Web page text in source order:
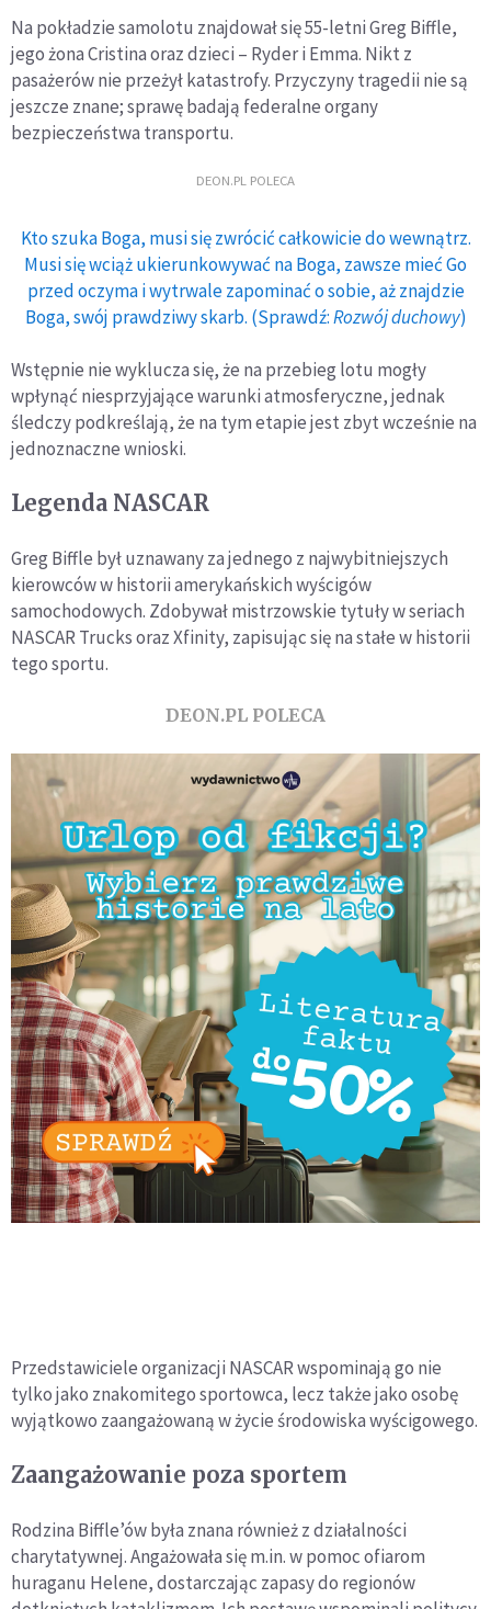
Na pokładzie samolotu znajdował się 55-letni Greg Biffle,
jego żona Cristina oraz dzieci – Ryder i Emma. Nikt z
pasażerów nie przeżył katastrofy. Przyczyny tragedii nie są
jeszcze znane; sprawę badają federalne organy
bezpieczeństwa transportu.
DEON.PL POLECA
Kto szuka Boga, musi się zwrócić całkowicie do wewnątrz.
Musi się wciąż ukierunkowywać na Boga, zawsze mieć Go
przed oczyma i wytrwale zapominać o sobie, aż znajdzie
Boga, swój prawdziwy skarb. (Sprawdź:Rozwój duchowy)
Wstępnie nie wyklucza się, że na przebieg lotu mogły
wpłynąć niesprzyjające warunki atmosferyczne, jednak
śledczy podkreślają, że na tym etapie jest zbyt wcześnie na
jednoznaczne wnioski.
Legenda NASCAR
Greg Biffle był uznawany za jednego z najwybitniejszych
kierowców w historii amerykańskich wyścigów
samochodowych. Zdobywał mistrzowskie tytuły w seriach
NASCAR Trucks oraz Xfinity, zapisując się na stałe w historii
tego sportu.
DEON.PL POLECA
Przedstawiciele organizacji NASCARwspominają go nie
tylko jako znakomitego sportowca, lecz także jako osobę
wyjątkowo zaangażowaną w życie środowiska wyścigowego.
Zaangażowanie poza sportem
Rodzina Biffle’ów była znana również z działalności
charytatywnej. Angażowała się m.in. w pomoc ofiarom
huraganu Helene, dostarczając zapasy do regionów